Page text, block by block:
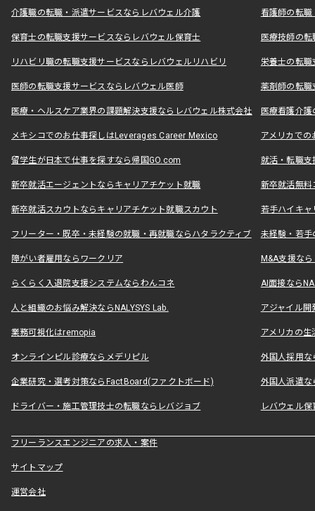
介護職の転職・派遣サービスならレバウェル介護 看護師の転
保育士の転職支援サービスならレバウェル保育士 医療技師の
リハビリ職の転職支援サービスならレバウェルリハビリ 栄養士の転
医師の転職支援サービスならレバウェル医師 薬剤師の転
医療・ヘルスケア業界の課題解決支援ならレバウェル株式会社 医療看護介
メキシコでのお仕事探しはLeverages Career Mexico アメリカで
留学生が日本で仕事を探すなら帰国GO.com 就活・転職
新卒就活エージェントならキャリアチケット就職 新卒就活無料
新卒就活スカウトならキャリアチケット就職スカウト 若手ハイキ
フリーター・既卒・未経験の就職・再就職ならハタラクティブ 未経験・若手
障がい者雇用ならワークリア M&A支援な
らくらく入退院支援システムならわんコネ AI面接なら
人と組織のお悩み解決ならNALYSYS Lab. アジャイル
業務可視化はremopia アメリカの
オンラインピル診療ならメデリピル 外国人採用
企業研究・選考対策ならFactBoard(ファクトボード) 外国人派遣な
ドライバー・施工管理技士の転職ならレバジョブ レバウェル
フリーランスエンジニアの求人・案件
サイトマップ
運営会社